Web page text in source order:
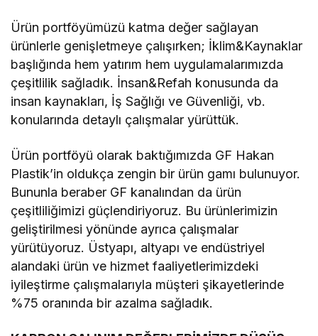
Ürün portföyümüzü katma değer sağlayan
ürünlerle genişletmeye çalışırken; İklim&Kaynaklar
başlığında hem yatırım hem uygulamalarımızda
çeşitlilik sağladık. İnsan&Refah konusunda da
insan kaynakları, İş Sağlığı ve Güvenliği, vb.
konularında detaylı çalışmalar yürüttük.
Ürün portföyü olarak baktığımızda GF Hakan
Plastik’in oldukça zengin bir ürün gamı bulunuyor.
Bununla beraber GF kanalından da ürün
çeşitliliğimizi güçlendiriyoruz. Bu ürünlerimizin
geliştirilmesi yönünde ayrıca çalışmalar
yürütüyoruz. Üstyapı, altyapı ve endüstriyel
alandaki ürün ve hizmet faaliyetlerimizdeki
iyileştirme çalışmalarıyla müşteri şikayetlerinde
%75 oranında bir azalma sağladık.